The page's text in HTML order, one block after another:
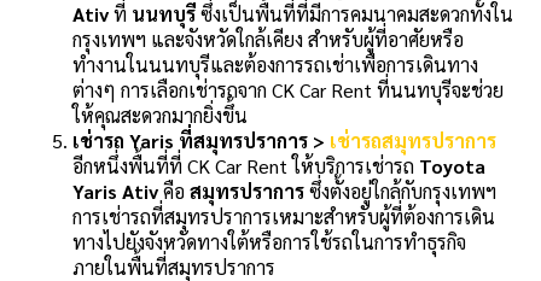
Ativที่ นนทบุรีซึ่งเป็นพื้นที่ที่มีการคมนาคมสะดวกทั้งใน
กรุงเทพฯ และจังหวัดใกล้เคียง สำหรับผู้ที่อาศัยหรือ
ทำงานในนนทบุรีและต้องการรถเช่าเพื่อการเดินทาง
ต่างๆ การเลือกเช่ารถจาก CK Car Rent ที่นนทบุรีจะช่วย
ให้คุณสะดวกมากยิ่งขึ้น
เช่ารถ Yaris ที่สมุทรปราการ > เช่ารถสมุทรปราการ
อีกหนึ่งพื้นที่ที่ CK Car Rent ให้บริการเช่ารถ Toyota
Yaris Ativคือ สมุทรปราการซึ่งตั้งอยู่ใกล้กับกรุงเทพฯ
การเช่ารถที่สมุทรปราการเหมาะสำหรับผู้ที่ต้องการเดิน
ทางไปยังจังหวัดทางใต้หรือการใช้รถในการทำธุรกิจ
ภายในพื้นที่สมุทรปราการ